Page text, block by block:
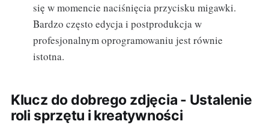
się w momencie naciśnięcia przycisku migawki.
Bardzo często edycja i postprodukcja w
profesjonalnym oprogramowaniu jest równie
istotna.
Klucz do dobrego zdjęcia - Ustalenie
roli sprzętu i kreatywności